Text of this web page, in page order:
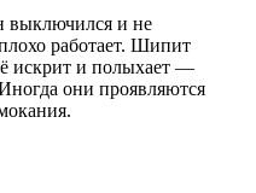
выключился и не
работает. Шипит
искрит и полыхает —
они проявляются